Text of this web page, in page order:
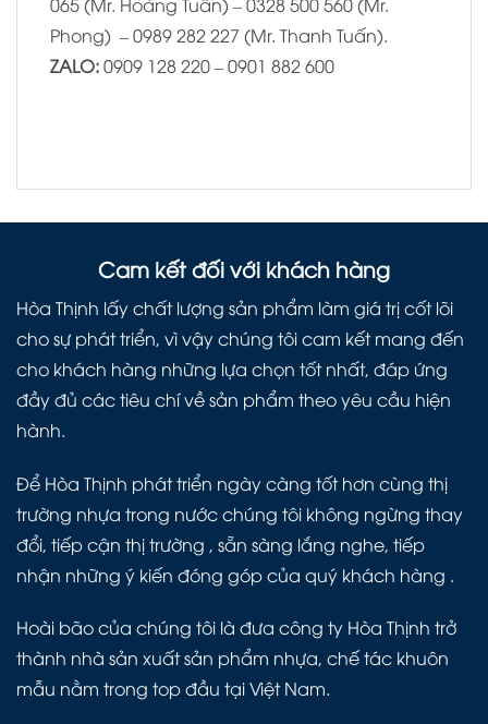
Phong) – 0989 282 227 (Mr. Thanh Tuấn).
ZALO:0909 128 220 – 0901 882 600
Cam kết đối với khách hàng
Hòa Thịnh lấy chất lượng sản phẩm làm giá trị cốt lõi
cho sự phát triển, vì vậy chúng tôi cam kết mang đến
cho khách hàng những lựa chọn tốt nhất, đáp ứng
đầy đủ các tiêu chí về sản phẩm theo yêu cầu hiện
hành.
Để Hòa Thịnh phát triển ngày càng tốt hơn cùng thị
trường nhựa trong nước chúng tôi không ngừng thay
đổi, tiếp cận thị trường , sẵn sàng lắng nghe, tiếp
nhận những ý kiến đóng góp của quý khách hàng .
Hoài bão của chúng tôi là đưa công ty Hòa Thịnh trở
thành nhà sản xuất sản phẩm nhựa, chế tác khuôn
mẫu nằm trong top đầu tại Việt Nam.